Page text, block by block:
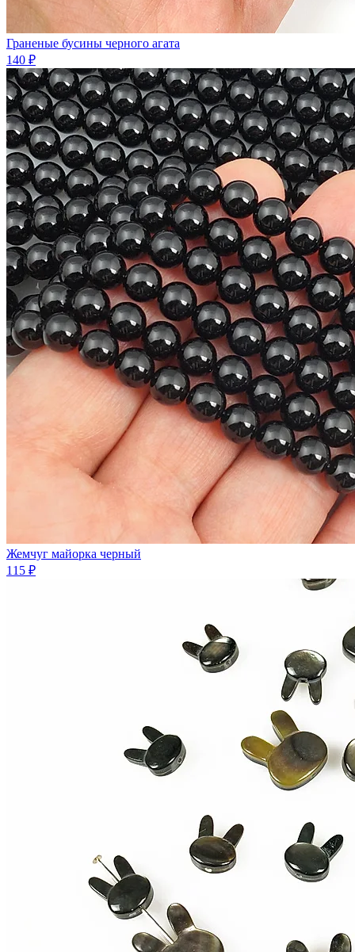
Граненые бусины черного агата
140 ₽
Жемчуг майорка черный
115 ₽